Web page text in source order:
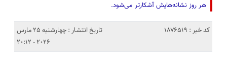
هر روز نشانه‌هایش آشکارتر می‌شود.
کد خبر : 1876519
تاریخ انتشار : چهارشنبه 25 مارس
2026 - 20:12